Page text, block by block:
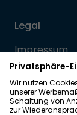
Legal
Impressum
Datenschutz
Allgemeine